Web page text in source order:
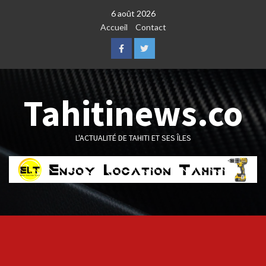
6 août 2026
Accueil
Contact
FacebookTwitter
Tahitinews.co
L'ACTUALITÉ DE TAHITI ET SES ÎLES